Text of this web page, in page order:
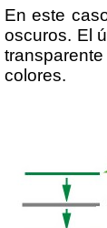
En este
oscuros. El
colores.